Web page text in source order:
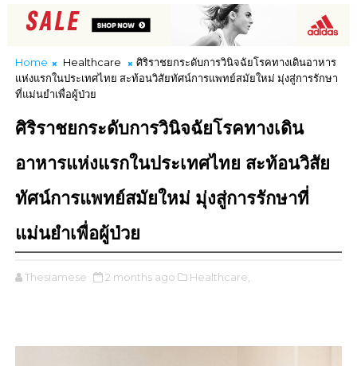
Home Healthcare
ศิริราชยกระดับการวินิจฉัยโรคทางเดินอาหาร
แห่งแรกในประเทศไทย สะท้อนวิสัยทัศน์การแพทย์สมัยใหม่ มุ่งสู่การรักษา
ที่แม่นยำเพื่อผู้ป่วย
ศิริราชยกระดับการวินิจฉัยโรคทางเดิน
อาหารแห่งแรกในประเทศไทย สะท้อนวิสัย
ทัศน์การแพทย์สมัยใหม่ มุ่งสู่การรักษาที่
แม่นยำเพื่อผู้ป่วย
Thesiamese 2 months ago Healthcare,